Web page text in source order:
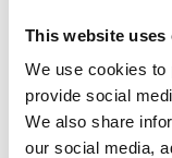
This website uses
We use cookies to
provide social
We also share
our social media,
1/5